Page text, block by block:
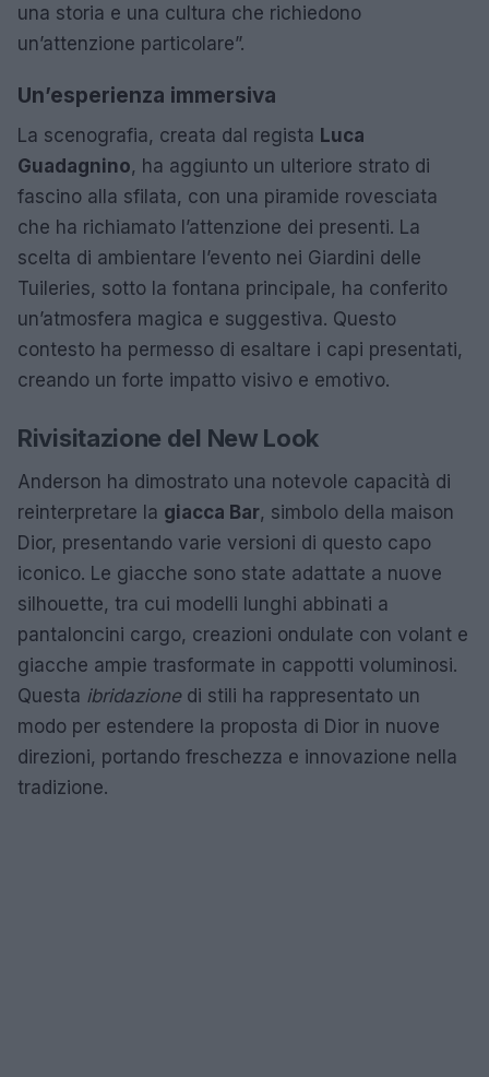
una storia e una cultura che richiedono
un’attenzione particolare”.
Un’esperienza immersiva
La scenografia, creata dal regista Luca
Guadagnino, ha aggiunto un ulteriore strato di
fascino alla sfilata, con una piramide rovesciata
che ha richiamato l’attenzione dei presenti. La
scelta di ambientare l’evento nei Giardini delle
Tuileries, sotto la fontana principale, ha conferito
un’atmosfera magica e suggestiva. Questo
contesto ha permesso di esaltare i capi presentati,
creando un forte impatto visivo e emotivo.
Rivisitazione del New Look
Anderson ha dimostrato una notevole capacità di
reinterpretare la giacca Bar, simbolo della maison
Dior, presentando varie versioni di questo capo
iconico. Le giacche sono state adattate a nuove
silhouette, tra cui modelli lunghi abbinati a
pantaloncini cargo, creazioni ondulate con volant e
giacche ampie trasformate in cappotti voluminosi.
Questa ibridazionedi stili ha rappresentato un
modo per estendere la proposta di Dior in nuove
direzioni, portando freschezza e innovazione nella
tradizione.